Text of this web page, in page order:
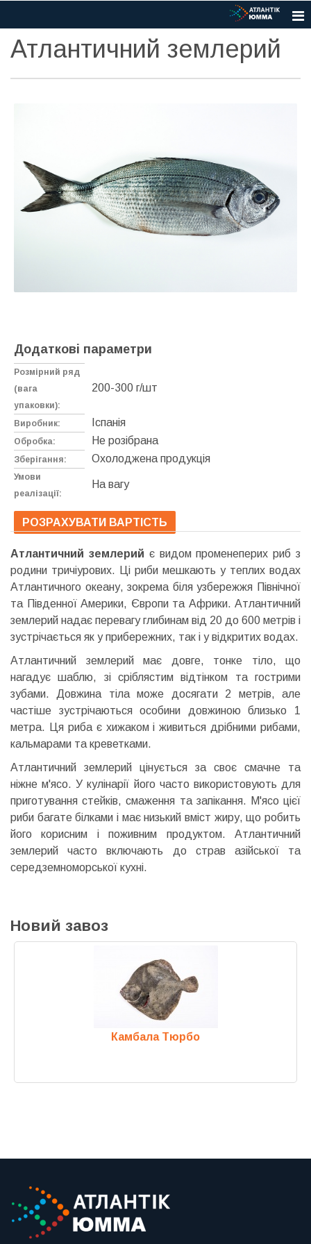
Атлантичний землерий
Додаткові параметри
Розмірний ряд
(вага
упаковки):
200-300 г/шт
Виробник: Іспанія
Обробка: Не розібрана
Зберігання: Охолоджена продукція
Умови
реалізації:
На вагу
РОЗРАХУВАТИ ВАРТІСТЬ
Атлантичний землерий є видом променеперих риб з
родини тричіурових. Ці риби мешкають у теплих водах
Атлантичного океану, зокрема біля узбережжя Північної
та Південної Америки, Європи та Африки. Атлантичний
землерий надає перевагу глибинам від 20 до 600 метрів і
зустрічається як у прибережних, так і у відкритих водах.
Атлантичний землерий має довге, тонке тіло, що
нагадує шаблю, зі сріблястим відтінком та гострими
зубами. Довжина тіла може досягати 2 метрів, але
частіше зустрічаються особини довжиною близько 1
метра. Ця риба є хижаком і живиться дрібними рибами,
кальмарами та креветками.
Атлантичний землерий цінується за своє смачне та
ніжне м'ясо. У кулінарії його часто використовують для
приготування стейків, смаження та запікання. М'ясо цієї
риби багате білками і має низький вміст жиру, що робить
його корисним і поживним продуктом. Атлантичний
землерий часто включають до страв азійської та
середземноморської кухні.
Новий завоз
Камбала Тюрбо